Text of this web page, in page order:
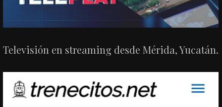
Televisión en streaming desde Mérida, Yucatán.